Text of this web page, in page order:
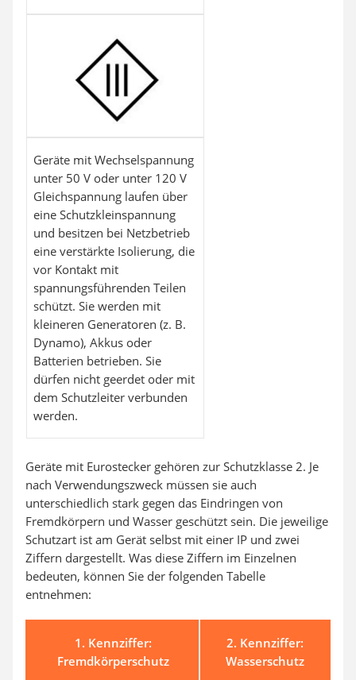
Geräte mit Wechselspannung
unter 50 V oder unter 120 V
Gleichspannung laufen über
eine Schutzkleinspannung
und besitzen bei Netzbetrieb
eine verstärkte Isolierung, die
vor Kontakt mit
spannungsführenden Teilen
schützt. Sie werden mit
kleineren Generatoren (z. B.
Dynamo), Akkus oder
Batterien betrieben. Sie
dürfen nicht geerdet oder mit
dem Schutzleiter verbunden
werden.
Geräte mit Eurostecker gehören zur Schutzklasse 2. Je
nach Verwendungszweck müssen sie auch
unterschiedlich stark gegen das Eindringen von
Fremdkörpern und Wasser geschützt sein. Die jeweilige
Schutzart ist am Gerät selbst mit einer IP und zwei
Ziffern dargestellt. Was diese Ziffern im Einzelnen
bedeuten, können Sie der folgenden Tabelle
entnehmen:
1. Kennziffer:
Fremdkörperschutz
2. Kennziffer:
Wasserschutz